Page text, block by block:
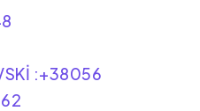
:+38056